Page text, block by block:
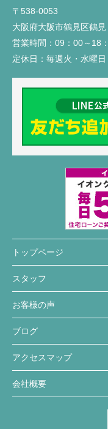
〒538-0053
大阪府大阪市鶴見区鶴
営業時間： 09：00～18
定休日： 毎週火・水曜日
トップページ
スタッフ
お客様の声
ブログ
アクセスマップ
会社概要